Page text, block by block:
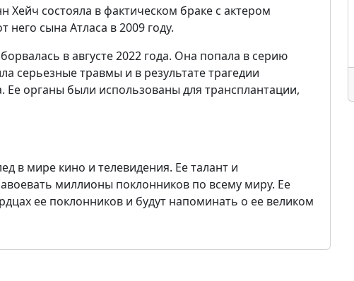
Хейч состояла в фактическом браке с актером
сына Атласа в 2009 году.
в августе 2022 года. Она попала в серию
серьезные травмы и в результате трагедии
Ее органы были использованы для трансплантации,
в мире кино и телевидения. Ее талант и
миллионы поклонников по всему миру. Ее
ее поклонников и будут напоминать о ее великом